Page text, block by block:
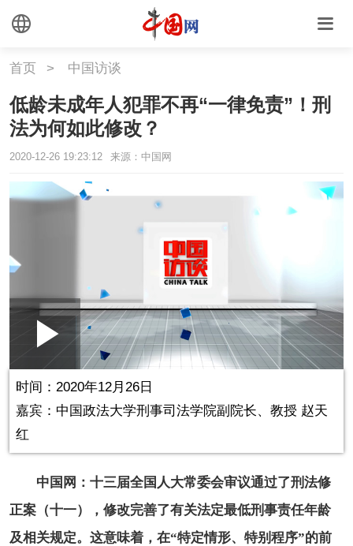
首页 > 中国访谈
低龄未成年人犯罪不再“一律免责”！刑
法为何如此修改？
2020-12-26 19:23:12 来源：中国网
Play
Video
Mute
Picture-
Picture
时间：2020年12月26日
嘉宾：中国政法大学刑事司法学院副院长、教授 赵天
红
中国网：十三届全国人大常委会审议通过了刑法修
正案（十一），修改完善了有关法定最低刑事责任年龄
及相关规定。这意味着，在“特定情形、特别程序”的前